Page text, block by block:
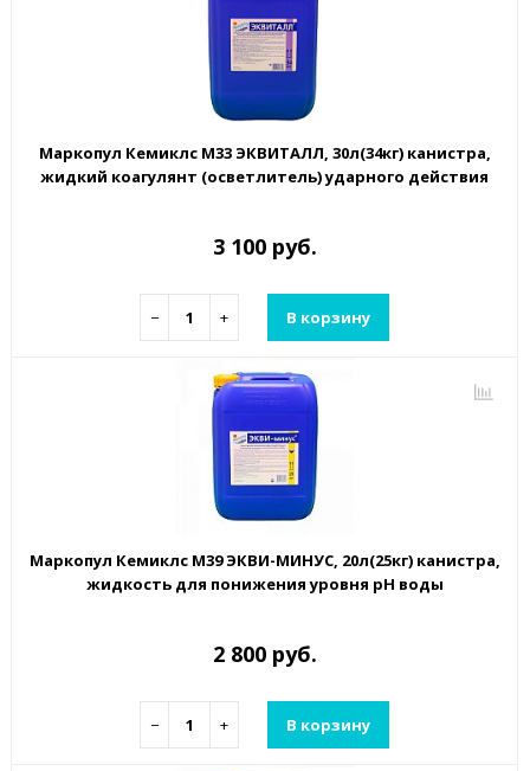
Маркопул Кемиклс М33 ЭКВИТАЛЛ, 30л(34кг) канистра,
жидкий коагулянт (осветлитель) ударного действия
3 100 руб.
− + В корзину
Маркопул Кемиклс М39 ЭКВИ-МИНУС, 20л(25кг) канистра,
жидкость для понижения уровня рН воды
2 800 руб.
− + В корзину